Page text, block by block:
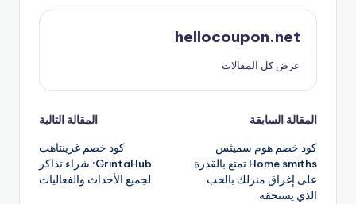
hellocoupon.net
عرض كل المقالات
تصفّح
المقالات
المقالة السابقة
كود خصم هوم سميثس
Home smiths تمتع بالقدرة
على إغراق منزلك بالحب
الذي يستحقه
المقالة التالية
كود خصم غرينتاهب
GrintaHub: شراء تذاكر
لجميع الأحداث والفعاليات